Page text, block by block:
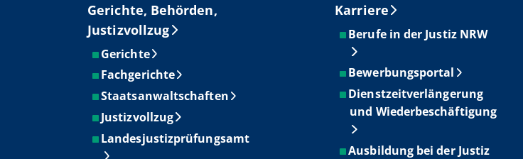
Gerichte, Behörden,
Justizvollzug
Gerichte
Fachgerichte
Staatsanwaltschaften
Justizvollzug
Landesjustizprüfungsamt
Karriere
Berufe in der Justiz NRW
Bewerbungsportal
Dienstzeitverlängerung
und Wiederbeschäftigung
Ausbildung bei der Justiz